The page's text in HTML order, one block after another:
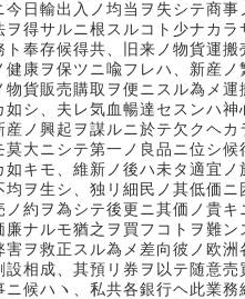
今日輸出入ノ均当ヲ失シテ商
ヲ得サルニ根スルコト少ナカ
ト奉存候得共、旧来ノ物貨運
健康ヲ保ツニ喩フレハ、新産
物貨販売購取ヲ便ニスル為メ
如シ、夫レ気血暢達セスンハ
産ノ興起ヲ謀ルニ於テ欠クヘ
莫大ニシテ第一ノ良品ニ位シ
如キモ、維新ノ後ハ未タ適宜
均ヲ生シ、独リ細民ノ其低価
ノ約ヲ為シテ後更ニ其価ノ貴
廉ナルモ猶之ヲ買フコトヲ難
害ヲ救正スル為メ差向彼ノ欧
設相成、其預リ券ヲ以テ随意
ニ候ハヽ、私共各銀行ヘ此業